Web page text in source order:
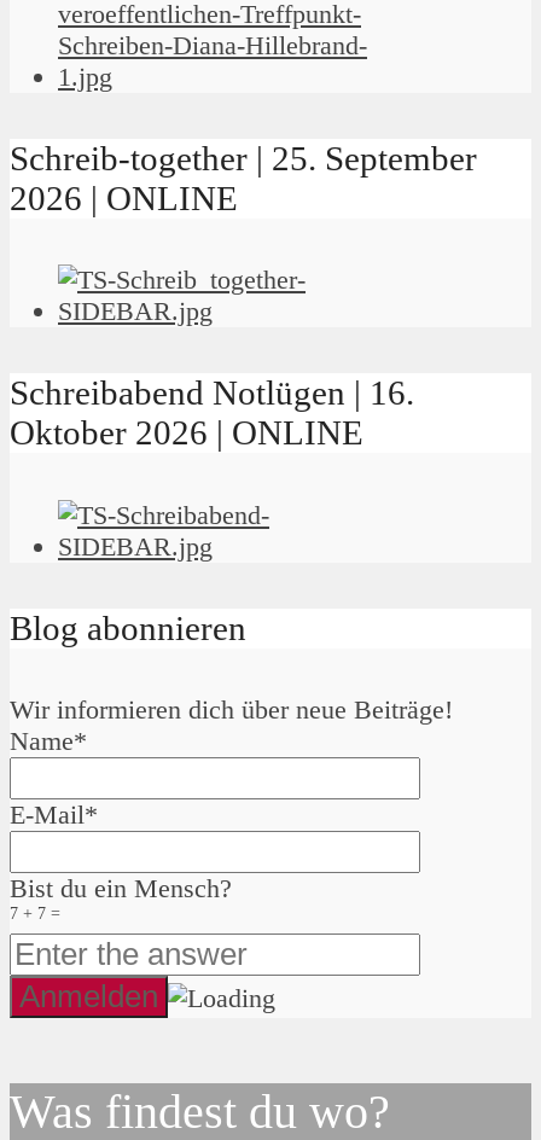
Schreib-together | 25. September
2026 | ONLINE
Schreibabend Notlügen | 16.
Oktober 2026 | ONLINE
Blog abonnieren
Wir informieren dich über neue Beiträge!
Name*
E-Mail*
Bist du ein Mensch?
7 + 7 =
Was findest du wo?